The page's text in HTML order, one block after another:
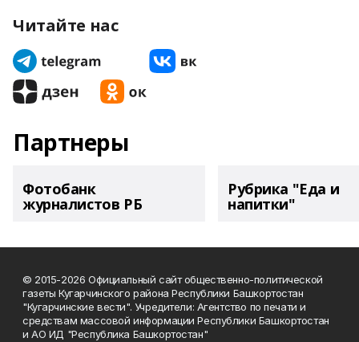
Читайте нас
Партнеры
Фотобанк
журналистов РБ
Рубрика "Еда и
напитки"
© 2015-2026 Официальный сайт общественно-политической
газеты Кугарчинского района Республики Башкортостан
"Кугарчинские вести". Учредители: Агентство по печати и
средствам массовой информации Республики Башкортостан
и АО ИД "Республика Башкортостан"